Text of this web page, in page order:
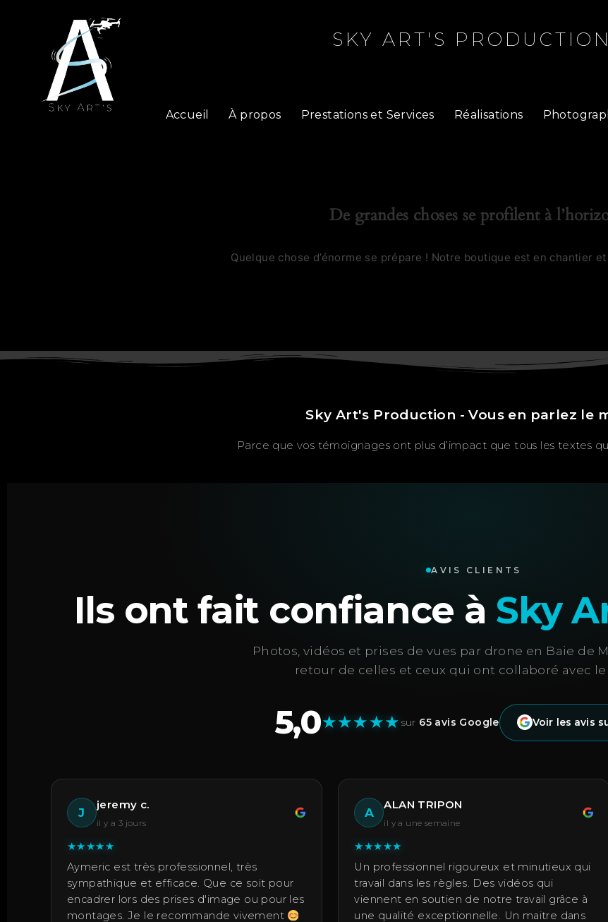
SKY ART'S PRODUCTION
Accueil À propos Prestations et Services Réalisations
De grandes choses se profilent à
Quelque chose d’énorme se prépare ! Notre boutique est en chantier
Sky Art's Production - Vous en parlez le
Parce que vos témoignages ont plus d’impact que tous les textes
AVIS CLIENTS
Ils ont fait confiance à Sky
Photos, vidéos et prises de vues par drone en Baie de
retour de celles et ceux qui ont collaboré avec le
5,0★★★★★ sur 65 avis Google Voir les avis
J
jeremy c.
il y a 3 jours
★★★★★
Aymeric est très professionnel, très
sympathique et efficace. Que ce soit pour
encadrer lors des prises d'image ou pour les
montages. Je le recommande vivement
A
ALAN TRIPON
il y a une semaine
★★★★★
Un professionnel rigoureux et minutieux qui
travail dans les règles. Des vidéos qui
viennent en soutien de notre travail grâce à
une qualité exceptionnelle. Un maitre dans